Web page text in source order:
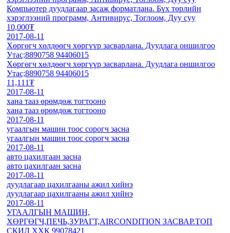
Компьютер дуудлагаар засаж форматлана. Бүх төрлийн
хэрэглээний программ, Антивирус, Тоглоом, Дуу суу
10,000₮
2017-08-11
Xөргөгч хөлдөөгч xөргүүр засварлана. Дуудлага оншилгоо
Утас;8890758 94406015
Xөргөгч хөлдөөгч xөргүүр засварлана. Дуудлага оншилгоо
Утас;8890758 94406015
11,111₮
2017-08-11
хана тааз өрөмдөж тогтооно
хана тааз өрөмдөж тогтооно
2017-08-11
угаалгын машин тоос сорогч засна
угаалгын машин тоос сорогч засна
2017-08-11
авто цахилгаан засна
авто цахилгаан засна
2017-08-11
дуудлагаар цахилгааны ажил хийнэ
дуудлагаар цахилгааны ажил хийнэ
2017-08-11
УГААЛГЫН МАШИН,
ХӨРГӨГЧ,ПЕЧЬ,ЗУРАГТ,AIRCONDITION ЗАСВАР.ТОП
СКИЛ ХХК 99078421